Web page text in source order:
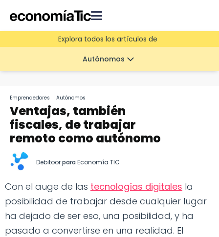
Explora todos los artículos de
Autónomos
Emprendedores | Autónomos
Ventajas, también
fiscales, de trabajar
remoto como autónomo
Debitoorpara Economía TIC
Con el auge de las tecnologías digitales la
posibilidad de trabajar desde cualquier lugar
ha dejado de ser eso, una posibilidad, y ha
pasado a convertirse en una realidad. El